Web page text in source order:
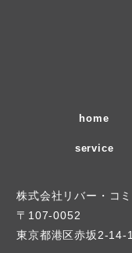
home
service
株式会社リバー・コ
〒107-0052
東京都港区赤坂2-14-